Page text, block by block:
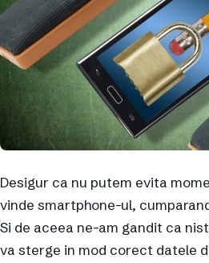
Desigur ca nu putem evita
vinde smartphone-ul,
Si de aceea ne-am gandit ca
va sterge in mod corect datele